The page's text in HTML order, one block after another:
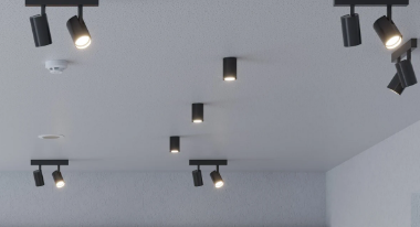
Матеріали корпусних і
Корпусні складові виконано з
кромкою ПВХ — поверхня витримує
подряпин. Каркаси стелажів, стійок, тумб
труба з порошковим фарбуванням у
на стіні рецепції виконано зі сталевого